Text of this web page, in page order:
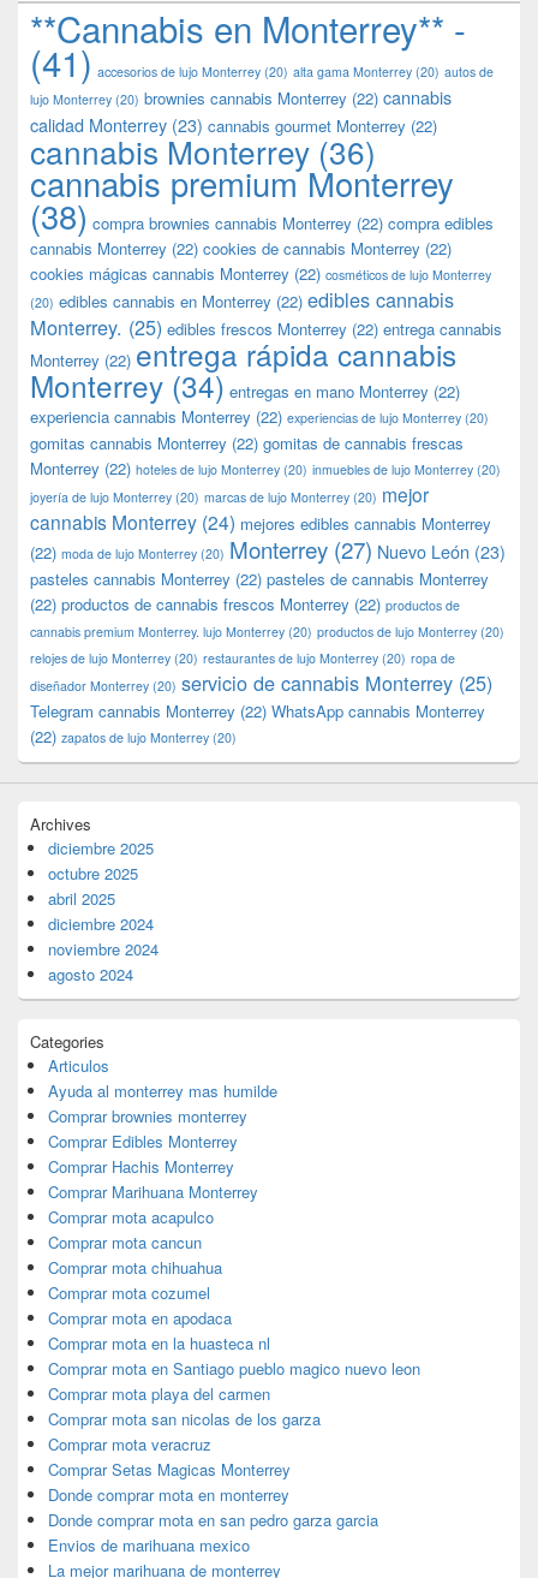
**Cannabis en Monterrey** -
(41) accesorios de lujo Monterrey (20) alta gama Monterrey (20) autos de
lujo Monterrey (20) brownies cannabis Monterrey (22) cannabis
calidad Monterrey (23) cannabis gourmet Monterrey (22)
cannabis Monterrey (36)
cannabis premium Monterrey
(38) compra brownies cannabis Monterrey (22) compra edibles
cannabis Monterrey (22) cookies de cannabis Monterrey (22)
cookies mágicas cannabis Monterrey (22) cosméticos de lujo Monterrey
(20) edibles cannabis en Monterrey (22) edibles cannabis
Monterrey. (25) edibles frescos Monterrey (22) entrega cannabis
Monterrey (22) entrega rápida cannabis
Monterrey (34) entregas en mano Monterrey (22)
experiencia cannabis Monterrey (22) experiencias de lujo Monterrey (20)
gomitas cannabis Monterrey (22) gomitas de cannabis frescas
Monterrey (22) hoteles de lujo Monterrey (20) inmuebles de lujo Monterrey (20)
joyería de lujo Monterrey (20) marcas de lujo Monterrey (20) mejor
cannabis Monterrey (24) mejores edibles cannabis Monterrey
(22) moda de lujo Monterrey (20) Monterrey (27) Nuevo León (23)
pasteles cannabis Monterrey (22) pasteles de cannabis Monterrey
(22) productos de cannabis frescos Monterrey (22) productos de
cannabis premium Monterrey. lujo Monterrey (20) productos de lujo Monterrey (20)
relojes de lujo Monterrey (20) restaurantes de lujo Monterrey (20) ropa de
diseñador Monterrey (20) servicio de cannabis Monterrey (25)
Telegram cannabis Monterrey (22) WhatsApp cannabis Monterrey
(22) zapatos de lujo Monterrey (20)
Archives
diciembre 2025
octubre 2025
abril 2025
diciembre 2024
noviembre 2024
agosto 2024
Categories
Articulos
Ayuda al monterrey mas humilde
Comprar brownies monterrey
Comprar Edibles Monterrey
Comprar Hachis Monterrey
Comprar Marihuana Monterrey
Comprar mota acapulco
Comprar mota cancun
Comprar mota chihuahua
Comprar mota cozumel
Comprar mota en apodaca
Comprar mota en la huasteca nl
Comprar mota en Santiago pueblo magico nuevo leon
Comprar mota playa del carmen
Comprar mota san nicolas de los garza
Comprar mota veracruz
Comprar Setas Magicas Monterrey
Donde comprar mota en monterrey
Donde comprar mota en san pedro garza garcia
Envios de marihuana mexico
La mejor marihuana de monterrey